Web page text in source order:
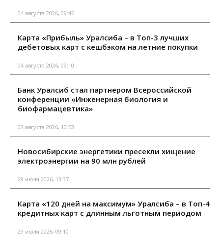
04 августа 2026, 09:46
Карта «Прибыль» Уралсиба – в Топ-3 лучших
дебетовых карт с кешбэком на летние покупки
04 августа 2026, 09:10
Банк Уралсиб стал партнером Всероссийской
конференции «Инженерная биология и
биофармацевтика»
03 августа 2026, 10:53
Новосибирские энергетики пресекли хищение
электроэнергии на 90 млн рублей
29 июля 2026, 13:37
Карта «120 дней на максимум» Уралсиба – в Топ-4
кредитных карт с длинным льготным периодом
29 июля 2026, 09:10